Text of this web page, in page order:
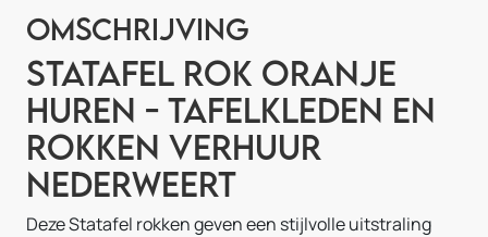
Omschrijving
Statafel Rok Oranje
Huren - Tafelkleden en
Rokken Verhuur
Nederweert
Deze Statafel rokken geven een stijlvolle uitstraling